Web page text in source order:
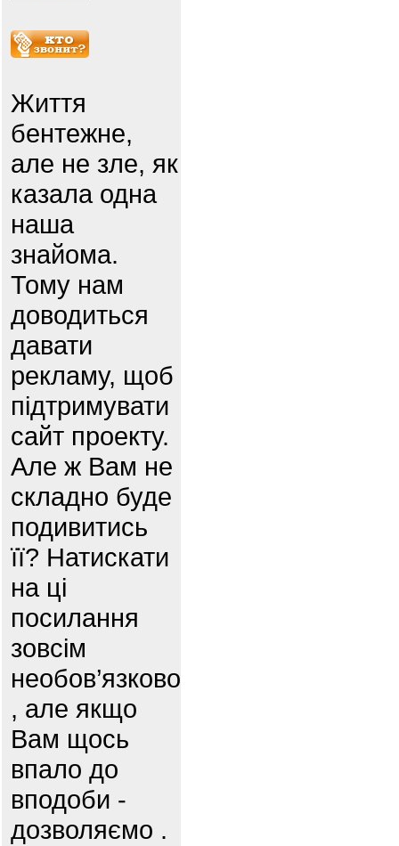
Життя
бентежне,
але не зле, як
казала одна
наша
знайома.
Тому нам
доводиться
давати
рекламу, щоб
підтримувати
сайт проекту.
Але ж Вам не
складно буде
подивитись
її? Натискати
на ці
посилання
зовсім
необов’язково
, але якщо
Вам щось
впало до
вподоби -
дозволяємо .